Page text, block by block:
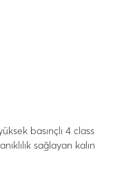
basınçlı 4 class
sağlayan kalın